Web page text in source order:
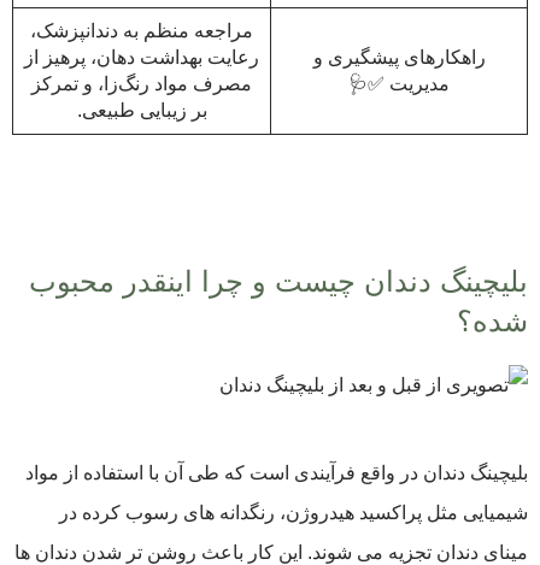
راهکارهای پیشگیری و
مدیریت ✅🩺
مراجعه منظم به دندانپزشک،
رعایت بهداشت دهان، پرهیز از
مصرف مواد رنگ‌زا، و تمرکز
بر زیبایی طبیعی.
بلیچینگ دندان چیست و چرا اینقدر محبوب
شده؟
بلیچینگ دندان در واقع فرآیندی است که طی آن با استفاده از مواد
شیمیایی مثل پراکسید هیدروژن، رنگدانه ‌های رسوب ‌کرده در
مینای دندان تجزیه می‌ شوند. این کار باعث روشن ‌تر شدن دندان‌ ها